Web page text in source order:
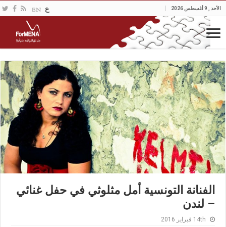
الأحد , 9 أغسطس 2026
الفنانة التونسية أمل مثلوثي في حفل غنائي
– لندن
14th فبراير 2016